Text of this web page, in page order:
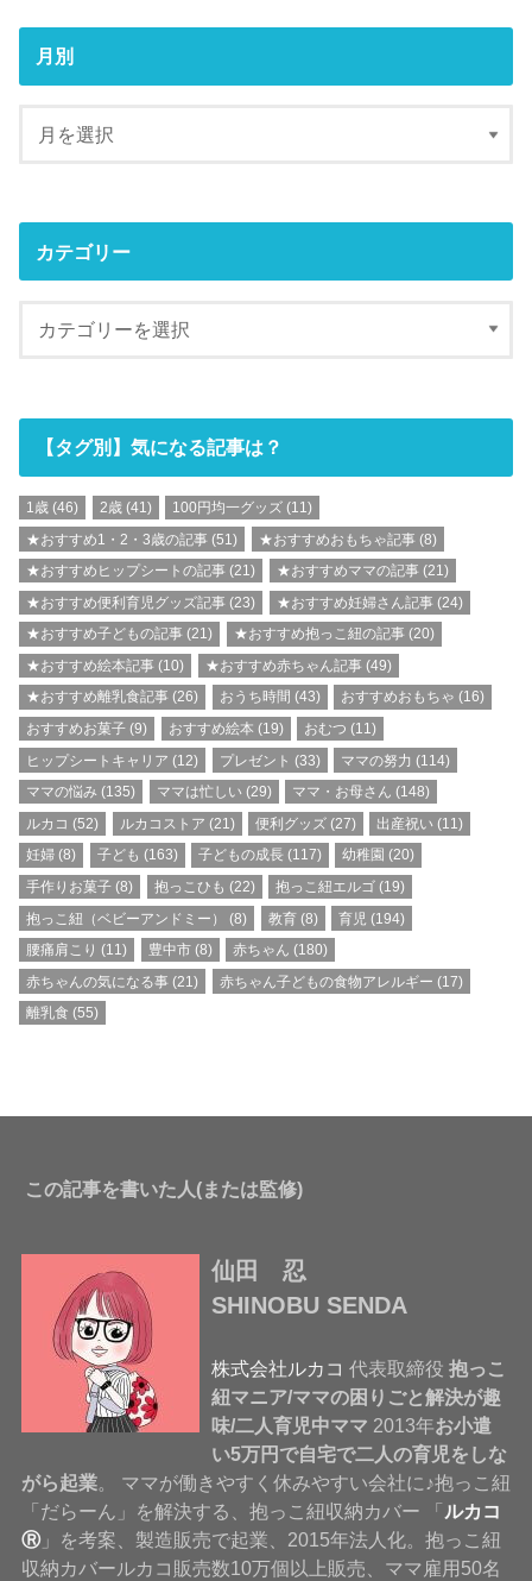
月別
カテゴリー
【タグ別】気になる記事は？
1歳 (46) 2歳(41) 100円均一グッズ(11)
★おすすめ1・2・3歳の記事 (51) ★おすすめおもちゃ記事(8)
★おすすめヒップシートの記事 (21) ★おすすめママの記事(21)
★おすすめ便利育児グッズ記事 (23) ★おすすめ妊婦さん記事(24)
★おすすめ子どもの記事 (21) ★おすすめ抱っこ紐の記事(20)
★おすすめ絵本記事 (10) ★おすすめ赤ちゃん記事(49)
★おすすめ離乳食記事 (26) おうち時間 (43) おすすめおもちゃ (16)
おすすめお菓子 (9) おすすめ絵本 (19) おむつ (11)
ヒップシートキャリア (12) プレゼント (33) ママの努力 (114)
ママの悩み (135) ママは忙しい(29) ママ・お母さん (148)
ルカコ (52) ルカコストア (21) 便利グッズ(27) 出産祝い (11)
妊婦 (8) 子ども (163) 子どもの成長(117) 幼稚園 (20)
手作りお菓子 (8) 抱っこひも (22) 抱っこ紐エルゴ(19)
抱っこ紐（ベビーアンドミー）
(8) 教育(8) 育児 (194)
腰痛肩こり (11) 豊中市(8) 赤ちゃん (180)
赤ちゃんの気になる事 (21) 赤ちゃん子どもの食物アレルギー (17)
離乳食 (55)
この記事を書いた人(または監修)
仙田 忍
SHINOBU SENDA
株式会社ルカコ 代表取締役抱っこ
紐マニア/ママの困りごと解決が趣
味/二人育児中ママ 2013年お小遣
い5万円で自宅で二人の育児をしな
がら起業。 ママが働きやすく休みやすい会社に♪抱っこ紐
「だらーん」を解決する、抱っこ紐収納カバー 「 ルカコ
Ⓡ」を考案、製造販売で起業、2015年法人化。抱っこ紐
収納カバールカコ販売数10万個以上販売、ママ雇用50名